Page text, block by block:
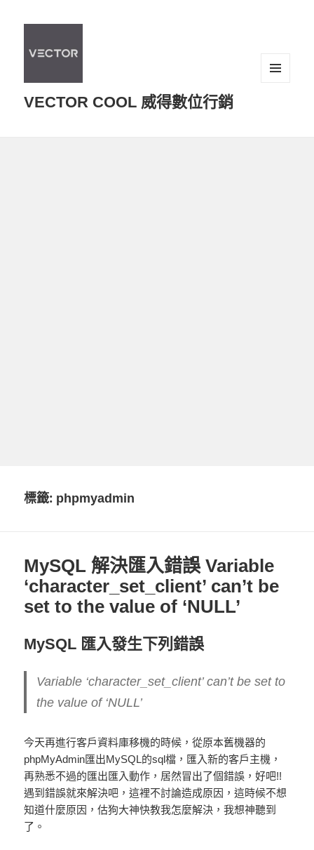
VECTOR COOL 威得數位行銷
標籤: phpmyadmin
MySQL 解決匯入錯誤 Variable
‘character_set_client’ can’t be
set to the value of ‘NULL’
MySQL 匯入發生下列錯誤
Variable ‘character_set_client’ can’t be set to
the value of ‘NULL’
今天再進行客戶資料庫移機的時候，從原本舊機器的
phpMyAdmin匯出MySQL的sql檔，匯入新的客戶主機，
再熟悉不過的匯出匯入動作，居然冒出了個錯誤，好吧!!
遇到錯誤就來解決吧，這裡不討論造成原因，這時候不想
知道什麼原因，估狗大神快教我怎麼解決，我想神聽到
了。